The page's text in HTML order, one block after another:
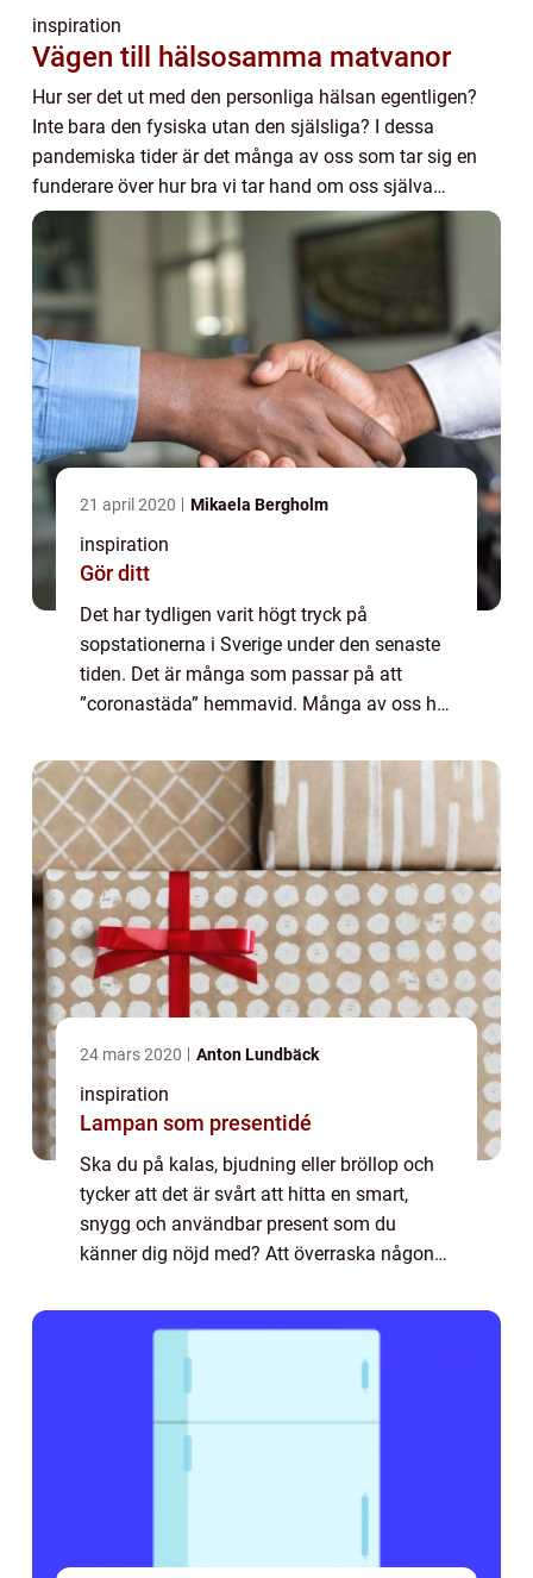
inspiration
Vägen till hälsosamma matvanor
Hur ser det ut med den personliga hälsan egentligen?
Inte bara den fysiska utan den själsliga? I dessa
pandemiska tider är det många av oss som tar sig en
funderare över hur bra vi tar hand om oss själva
egentligen. Även om det är lätt att tröstäta n...
21 april 2020 Mikaela Bergholm
inspiration
Gör ditt
Det har tydligen varit högt tryck på
sopstationerna i Sverige under den senaste
tiden. Det är många som passar på att
”coronastäda” hemmavid. Många av oss har
24 mars 2020 Anton Lundbäck
inspiration
Lampan som presentidé
Ska du på kalas, bjudning eller bröllop och
tycker att det är svårt att hitta en smart,
snygg och användbar present som du
känner dig nöjd med? Att överraska någon